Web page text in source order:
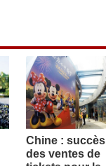
Chine : succès
des ventes de